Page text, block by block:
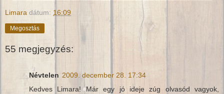
Limara dátum: 16:09
Megosztás
55 megjegyzés:
Névtelen 2009. december 28. 17:34
Kedves Limara! Már egy jó ideje zúg olvasód vagyok,